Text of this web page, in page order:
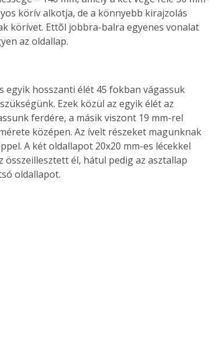
körív alkotja, de a könnyebb kirajzolás
körívet. Ettõl jobbra-balra egyenes vonalat
az oldallap.
egyik hosszanti élét 45 fokban vágassuk
Ezek közül az egyik élét az
ferdére, a másik viszont 19 mm-rel
középen. Az ívelt részeket magunknak
A két oldallapot 20x20 mm-es lécekkel
él, hátul pedig az asztallap
oldallapot.